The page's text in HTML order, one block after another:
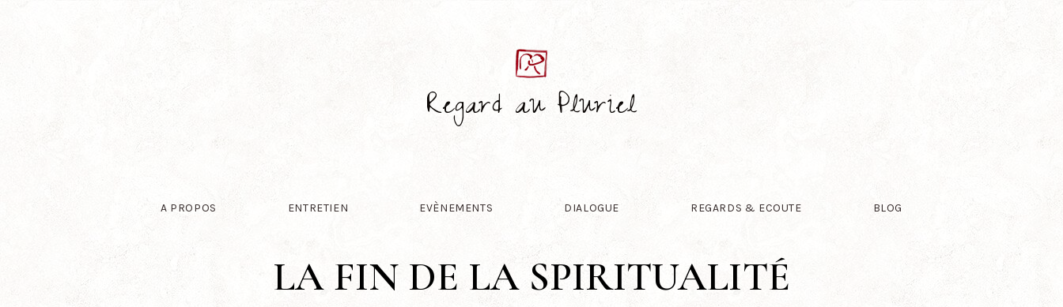
Regard au Pluriel
A PROPOS ENTRETIEN EVÈNEMENTS DIALOGUE REGARDS & ECOUTE BLOG
LA FIN DE LA SPIRITUALITÉ